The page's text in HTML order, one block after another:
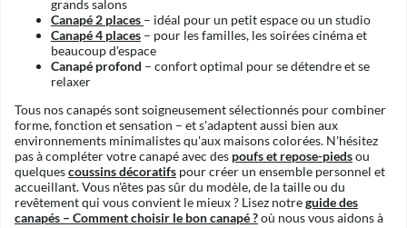
grands salons
Canapé 2 places – idéal pour un petit espace ou un studio
Canapé 4 places – pour les familles, les soirées cinéma et
beaucoup d'espace
Canapé profond – confort optimal pour se détendre et se
relaxer
Tous nos canapés sont soigneusement sélectionnés pour combiner
forme, fonction et sensation – et s'adaptent aussi bien aux
environnements minimalistes qu'aux maisons colorées. N'hésitez
pas à compléter votre canapé avec des poufs et repose-piedsou
quelquescoussins décoratifs pour créer un ensemble personnel et
accueillant. Vous n'êtes pas sûr du modèle, de la taille ou du
revêtement qui vous convient le mieux ? Lisez notreguide des
canapés – Comment choisir le bon canapé ?où nous vous aidons à